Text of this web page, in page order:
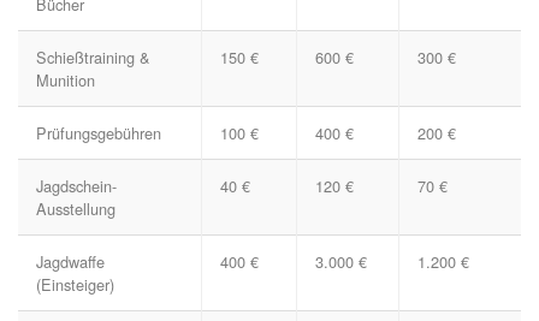
Bücher
Schießtraining &
Munition
150 € 600 € 300 €
Prüfungsgebühren 100 € 400 € 200 €
Jagdschein-
Ausstellung
40 € 120 € 70 €
Jagdwaffe
(Einsteiger)
400 € 3.000 € 1.200 €